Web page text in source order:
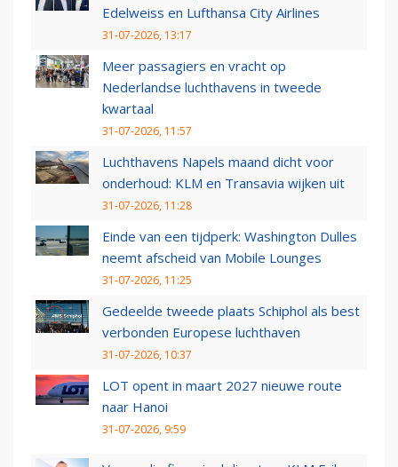
Edelweiss en Lufthansa City Airlines
31-07-2026, 13:17
Meer passagiers en vracht op
Nederlandse luchthavens in tweede
kwartaal
31-07-2026, 11:57
Luchthavens Napels maand dicht voor
onderhoud: KLM en Transavia wijken uit
31-07-2026, 11:28
Einde van een tijdperk: Washington Dulles
neemt afscheid van Mobile Lounges
31-07-2026, 11:25
Gedeelde tweede plaats Schiphol als best
verbonden Europese luchthaven
31-07-2026, 10:37
LOT opent in maart 2027 nieuwe route
naar Hanoi
31-07-2026, 9:59